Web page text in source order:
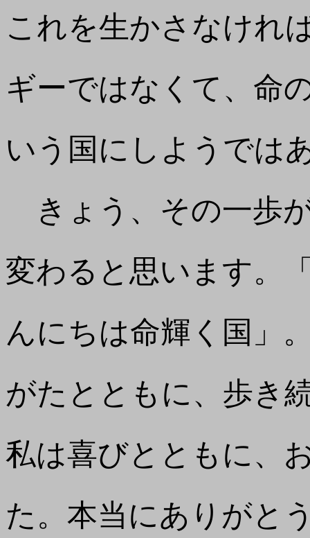
これを生かさなけれ
ギーではなくて、命
いう国にしようでは
きょう、その一歩
変わると思います。
んにちは命輝く国」
がたとともに、歩き
私は喜びとともに、
た。本当にありがと